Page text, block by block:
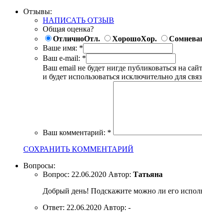
Отзывы:
НАПИСАТЬ ОТЗЫВ
Общая оценка?
ОтличноОтл. ХорошоХор.
Ваше имя: *
Ваш e-mail: *
Ваш email не будет нигде публиковаться на
и будет использоваться исключительно для
Ваш комментарий: *
СОХРАНИТЬ КОММЕНТАРИЙ
Вопросы:
Вопрос: 22.06.2020 Автор: Татьяна
Добрый день! Подскажите можно ли его
Ответ: 22.06.2020 Автор: -